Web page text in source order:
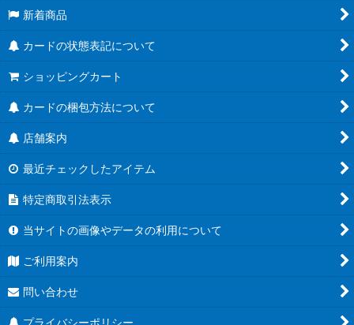
新着商品
カードの状態表記について
ショッピングカート
カードの梱包方法について
店舗案内
最近チェックしたアイテム
特定商取引法表示
当サイトの画像やデータの利用について
ご利用案内
問い合わせ